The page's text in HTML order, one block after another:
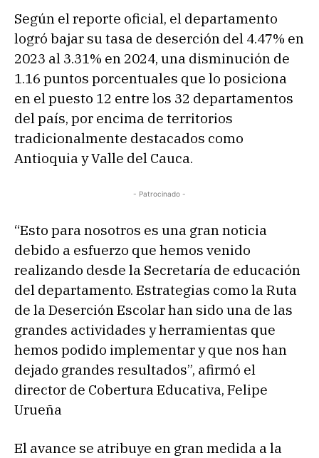
Según el reporte oficial, el departamento
logró bajar su tasa de deserción del 4.47% en
2023 al 3.31% en 2024, una disminución de
1.16 puntos porcentuales que lo posiciona
en el puesto 12 entre los 32 departamentos
del país, por encima de territorios
tradicionalmente destacados como
Antioquia y Valle del Cauca.
- Patrocinado -
“Esto para nosotros es una gran noticia
debido a esfuerzo que hemos venido
realizando desde la Secretaría de educación
del departamento. Estrategias como la Ruta
de la Deserción Escolar han sido una de las
grandes actividades y herramientas que
hemos podido implementar y que nos han
dejado grandes resultados”, afirmó el
director de Cobertura Educativa, Felipe
Urueña
El avance se atribuye en gran medida a la